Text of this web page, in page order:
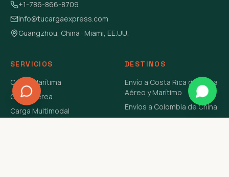
+1-786-866-8709
info@tucargaexpress.com
Guangzhou, China · Miami, EE.UU.
SERVICIOS
Carga Marítima
Carga Aérea
Carga Multimodal
DESTINOS
Envío a Costa Rica de China
Aéreo y Marítimo
Envíos a Colombia de China